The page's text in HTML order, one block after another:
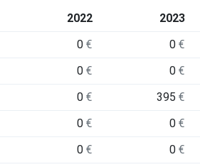
2022 2023
0€ 0€
0€ 0€
0€ 395€
0€ 0€
0€ 0€